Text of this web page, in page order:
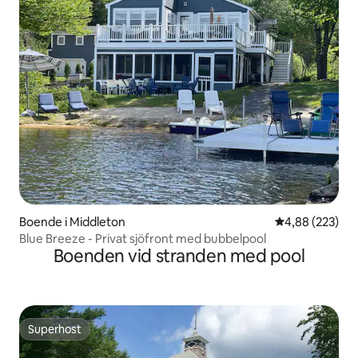
Boende i Middleton 4,88 av 5 i
4,88 (223)
Blue Breeze - Privat sjöfront med bubbelpool
Boenden vid stranden med pool
Superhost
Superhost